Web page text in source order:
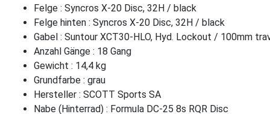
Felge : Syncros X-20 Disc, 32H / black
Felge hinten : Syncros X-20 Disc, 32H / black
Gabel : Suntour XCT30-HLO, Hyd. Lockout / 100mm
Anzahl Gänge : 18 Gang
Gewicht : 14,4 kg
Grundfarbe : grau
Hersteller : SCOTT Sports SA
Nabe (Hinterrad) : Formula DC-25 8s RQR Disc